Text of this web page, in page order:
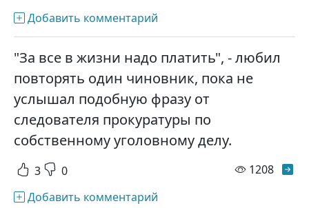
Добавить комментарий
"За все в жизни надо платить", - любил
повторять один чиновник, пока не
услышал подобную фразу от
следователя прокуратуры по
собственному уголовному делу.
3 0 1208
Добавить комментарий